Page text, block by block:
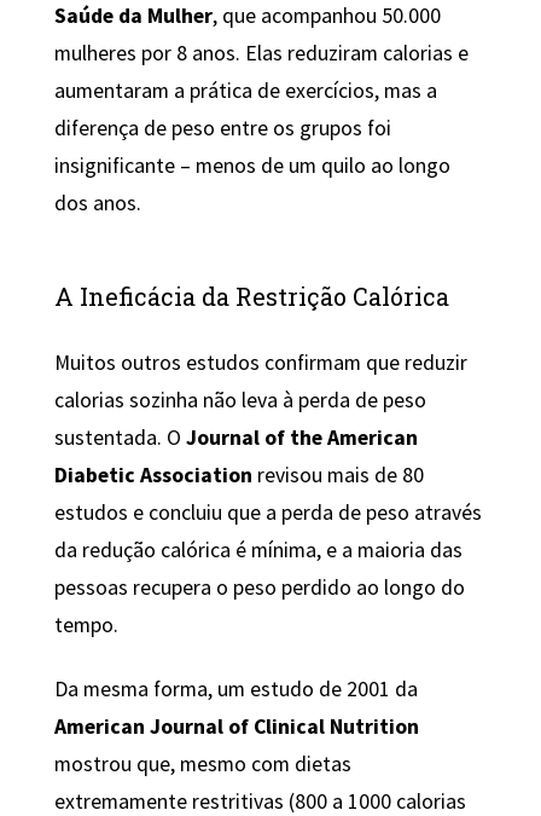
Saúde da Mulher, que acompanhou 50.000
mulheres por 8 anos. Elas reduziram calorias e
aumentaram a prática de exercícios, mas a
diferença de peso entre os grupos foi
insignificante – menos de um quilo ao longo
dos anos.
A Ineficácia da Restrição Calórica
Muitos outros estudos confirmam que reduzir
calorias sozinha não leva à perda de peso
sustentada. O Journal of the American
Diabetic Association revisou mais de 80
estudos e concluiu que a perda de peso através
da redução calórica é mínima, e a maioria das
pessoas recupera o peso perdido ao longo do
tempo.
Da mesma forma, um estudo de 2001 da
American Journal of Clinical Nutrition
mostrou que, mesmo com dietas
extremamente restritivas (800 a 1000 calorias